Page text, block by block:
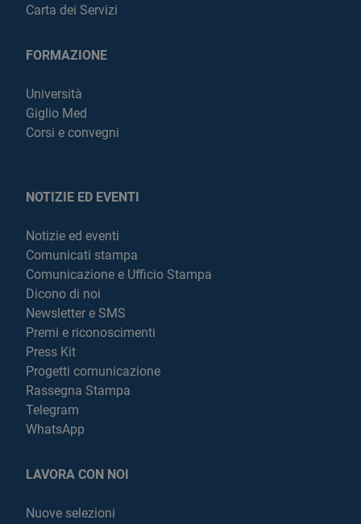
Carta dei Servizi
FORMAZIONE
Università
Giglio Med
Corsi e convegni
NOTIZIE ED EVENTI
Notizie ed eventi
Comunicati stampa
Comunicazione e Ufficio Stampa
Dicono di noi
Newsletter e SMS
Premi e riconoscimenti
Press Kit
Progetti comunicazione
Rassegna Stampa
Telegram
WhatsApp
LAVORA CON NOI
Nuove selezioni